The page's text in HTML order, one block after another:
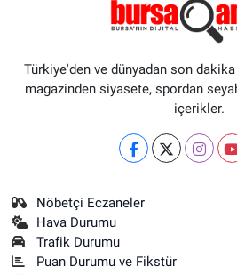
Türkiye'den ve dünyadan son dakika
magazinden siyasete, spordan
içerikler.
Nöbetçi Eczaneler
Hava Durumu
Trafik Durumu
Puan Durumu ve Fikstür